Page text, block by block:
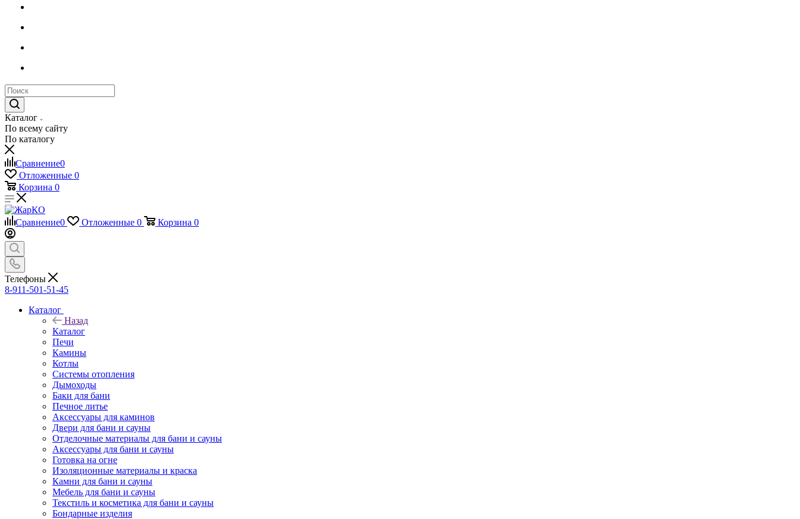
Каталог
По всему сайту
По каталогу
Сравнение0
Отложенные 0
Корзина 0
Сравнение0 Отложенные 0 Корзина 0
Телефоны
8-911-501-51-45
Каталог
Назад
Каталог
Печи
Камины
Котлы
Системы отопления
Дымоходы
Баки для бани
Печное литье
Аксессуары для каминов
Двери для бани и сауны
Отделочные материалы для бани и сауны
Аксессуары для бани и сауны
Готовка на огне
Изоляционные материалы и краска
Камни для бани и сауны
Мебель для бани и сауны
Текстиль и косметика для бани и сауны
Бондарные изделия